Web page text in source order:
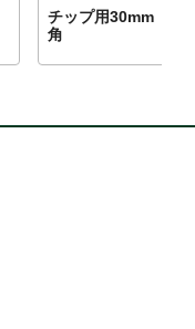
チップ用30mm
角